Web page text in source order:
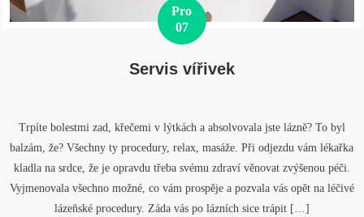
Pro
07
Servis vířivek
Trpíte bolestmi zad, křečemi v lýtkách a absolvovala jste lázně? To byl
balzám, že? Všechny ty procedury, relax, masáže. Při odjezdu vám lékařka
kladla na srdce, že je opravdu třeba svému zdraví věnovat zvýšenou péči.
Vyjmenovala všechno možné, co vám prospěje a pozvala vás opět na léčivé
lázeňské procedury. Záda vás po lázních sice trápit […]